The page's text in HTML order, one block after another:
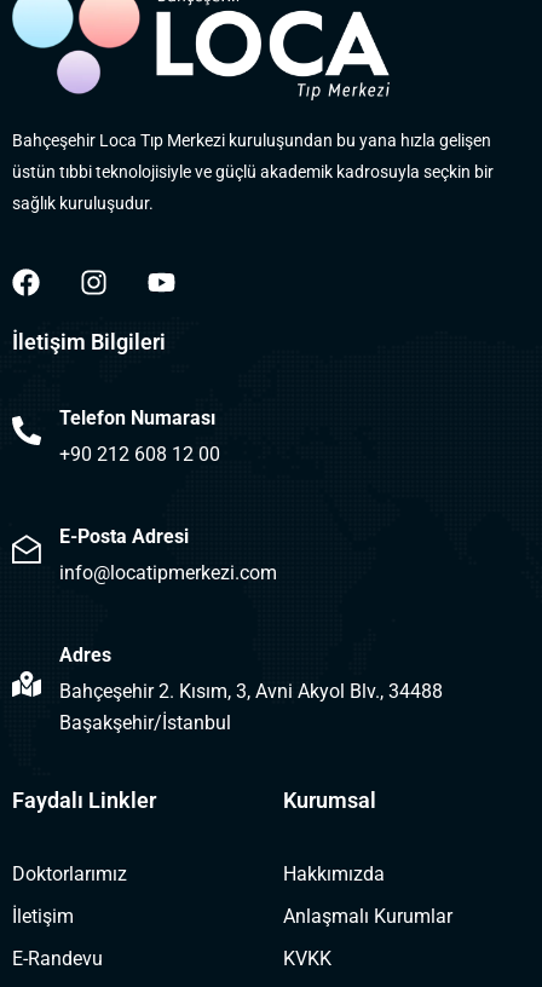
Bahçeşehir Loca Tıp Merkezi kuruluşundan bu yana hızla gelişen
üstün tıbbi teknolojisiyle ve güçlü akademik kadrosuyla seçkin bir
sağlık kuruluşudur.
İletişim Bilgileri
Telefon Numarası
+90 212 608 12 00
E-Posta Adresi
info@locatipmerkezi.com
Adres
Bahçeşehir 2. Kısım, 3, Avni Akyol Blv., 34488
Başakşehir/İstanbul
Faydalı Linkler
Doktorlarımız
İletişim
E-Randevu
Kurumsal
Hakkımızda
Anlaşmalı Kurumlar
KVKK